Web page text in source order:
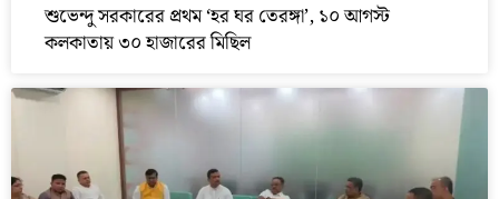
শুভেন্দু সরকারের প্রথম ‘হর ঘর তেরঙ্গা’, ১০ আগস্ট
কলকাতায় ৩০ হাজারের মিছিল